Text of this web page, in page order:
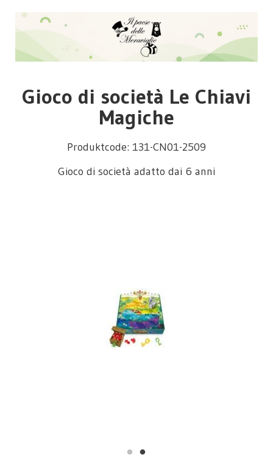
Gioco di società Le Chiavi
Magiche
Produktcode: 131-CN01-2509
Gioco di società adatto dai 6 anni